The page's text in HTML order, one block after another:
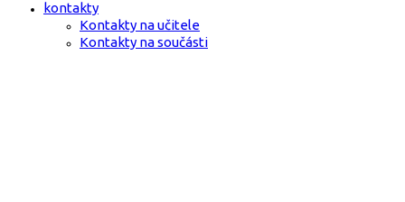
kontakty
Kontakty na učitele
Kontakty na součásti